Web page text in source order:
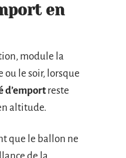
en
module la
ou le soir, lorsque
d’emportreste
altitude.
que le ballon ne
de la